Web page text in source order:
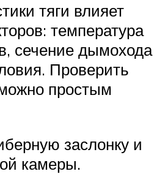
тяги влияет
температура
сечение дымохода
Проверить
простым
заслонку и
камеры.